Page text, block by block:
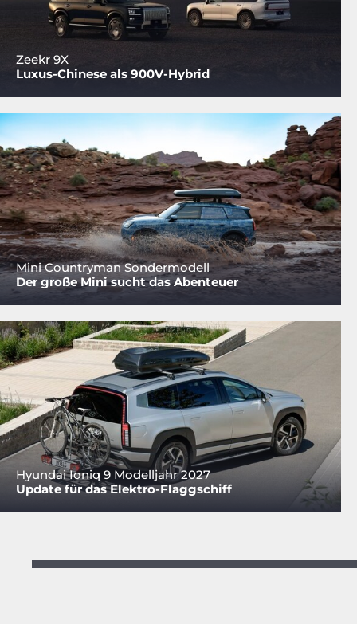
Zeekr 9X
Luxus-Chinese als 900V-Hybrid
Mini Countryman Sondermodell
Der große Mini sucht das Abenteuer
Hyundai Ioniq 9 Modelljahr 2027
Update für das Elektro-Flaggschiff